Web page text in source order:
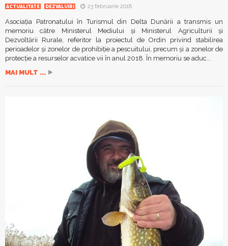
ACTUALITATE DEZVALUIRI 23 februarie 2018
Asociația Patronatului în Turismul din Delta Dunării a transmis un
memoriu către Ministerul Mediului şi Ministerul Agriculturii și
Dezvoltării Rurale, referitor la proiectul de Ordin privind stabilirea
perioadelor şi zonelor de prohibiţie a pescuitului, precum şi a zonelor de
protecţie a resurselor acvatice vii în anul 2018. În memoriu se aduc...
MAI MULT ...